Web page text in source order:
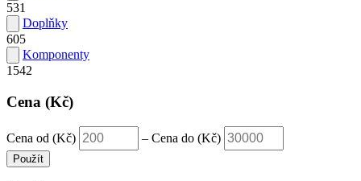
531
Doplňky
605
Komponenty
1542
Cena (Kč)
Cena od (Kč) – Cena do (Kč)
Použít